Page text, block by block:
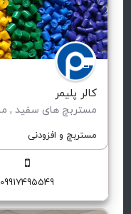
کالر پلیمر
مستربچ و افزودنی
09917495549